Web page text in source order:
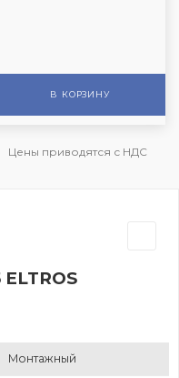
В КОРЗИНУ
Цены приводятся с НДС
Монтажный